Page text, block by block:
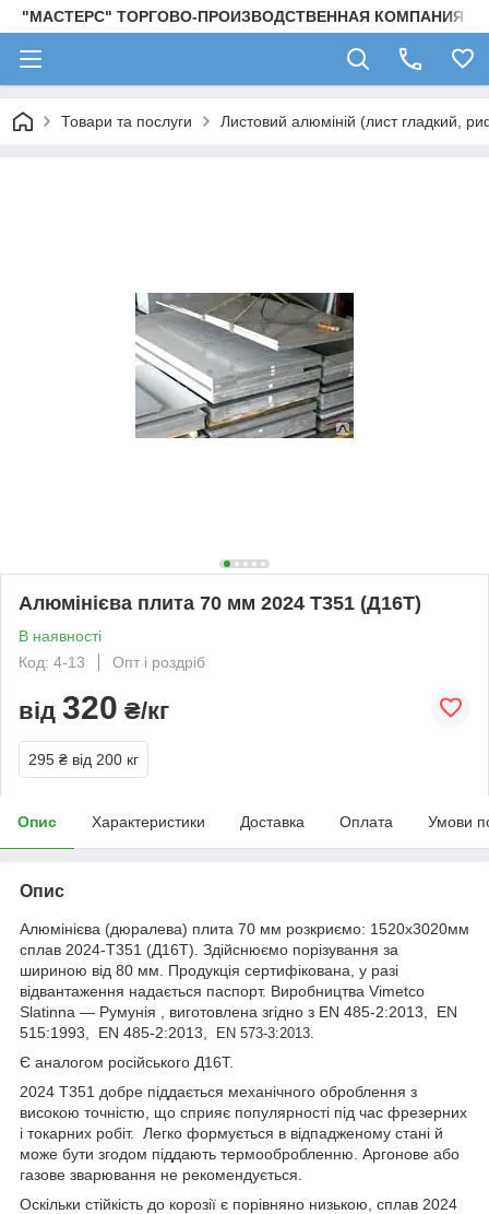
"МАСТЕРС" ТОРГОВО-ПРОИЗВОДСТВЕННАЯ КОМПАНИЯ
Товари та послуги Листовий алюміній (лист гладкий,
Алюмінієва плита 70 мм 2024 T351 (Д16Т)
В наявності
Код: 4-13
Опт і роздріб
від 320 ₴/кг
295 ₴ від 200 кг
Опис Характеристики Доставка Оплата Умови
Опис
Алюмінієва (дюралева) плита 70 мм розкриємо: 1520х3020мм
сплав 2024-Т351 (Д16Т). Здійснюємо порізування за
шириною від 80 мм. Продукція сертифікована, у разі
відвантаження надається паспорт. Виробництва Vimetco
Slatinna ― Румунія , виготовлена згідно з EN 485-2:2013,
EN
515:1993,
EN 485-2:2013, EN 573-3:2013.
Є аналогом російського Д16Т.
2024 Т351 добре піддається механічного оброблення з
високою точністю, що сприяє популярності під час фрезерних
і токарних робіт. Легко формується в відпадженому стані й
може бути згодом піддають термообробленню. Аргонове або
газове зварювання не рекомендується.
Оскільки стійкість до корозії є порівняно низькою, сплав 2024